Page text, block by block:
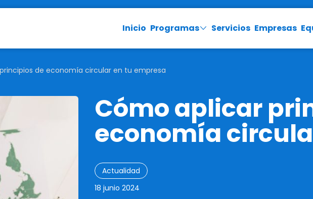
Inicio Programas Servicios Empresas
de economía circular en tu empresa
Cómo aplicar
economía
Actualidad
18 junio 2024